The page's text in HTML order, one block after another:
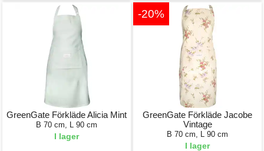
GreenGate Förkläde Alicia Mint
B 70 cm, L 90 cm
I lager
-20%
GreenGate Förkläde Jacobe
Vintage
B 70 cm, L 90 cm
I lager